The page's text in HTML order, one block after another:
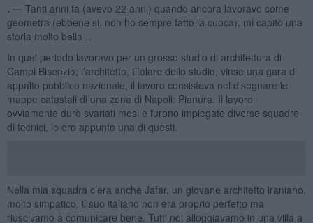
. — Tanti anni fa (avevo 22 anni) quando ancora lavoravo come
geometra (ebbene si, non ho sempre fatto la cuoca), mi capitò una
storia molto bella ..
In quel periodo lavoravo per un grosso studio di architettura di
Campi Bisenzio; l’architetto, titolare dello studio, vinse una gara di
appalto pubblico nazionale, il lavoro consisteva nel disegnare le
mappe catastali di una zona di Napoli: Pianura. Il lavoro
ovviamente durò svariati mesi e furono impiegate diverse squadre
di tecnici, io ero appunto una di questi.
Nella mia squadra c’era anche Jafar, un giovane architetto iraniano,
molto simpatico, il suo italiano non era proprio perfetto ma
riuscivamo a comunicare bene. Tutti noi alloggiavamo in una villa a